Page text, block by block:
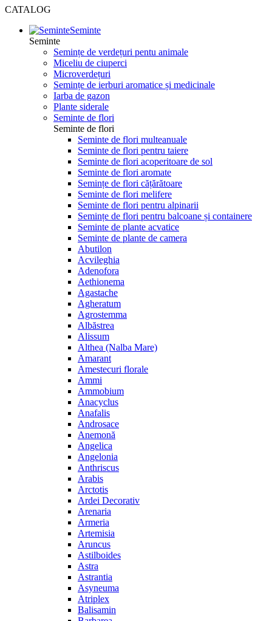
CATALOG
Seminte
Seminte
Semințe de verdețuri pentu animale
Miceliu de ciuperci
Microverdețuri
Semințe de ierburi aromatice și medicinale
Iarba de gazon
Plante siderale
Seminte de flori
Seminte de flori
Seminte de flori multeanuale
Seminte de flori pentru taiere
Seminte de flori acoperitoare de sol
Seminte de flori aromate
Semințe de flori cățărătoare
Seminte de flori melifere
Seminte de flori pentru alpinarii
Semințe de flori pentru balcoane și containere
Seminte de plante acvatice
Seminte de plante de camera
Abutilon
Acvileghia
Adenofora
Aethionema
Agastache
Agheratum
Agrostemma
Albăstrea
Alissum
Althea (Nalba Mare)
Amarant
Amestecuri florale
Ammi
Ammobium
Anacyclus
Anafalis
Androsace
Anemonă
Angelica
Angelonia
Anthriscus
Arabis
Arctotis
Ardei Decorativ
Arenaria
Armeria
Artemisia
Aruncus
Astilboides
Astra
Astrantia
Asyneuma
Atriplex
Balisamin